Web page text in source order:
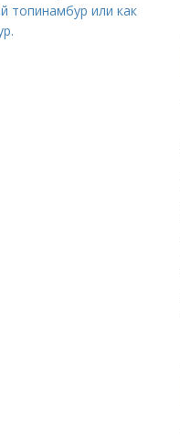
топинамбур или как